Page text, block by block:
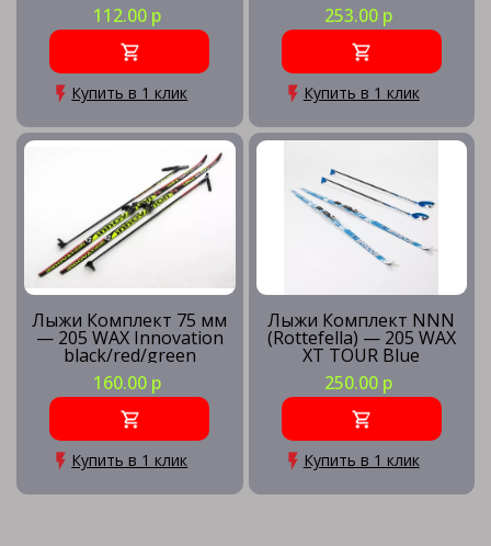
112.00 р
Купить в 1 клик
253.00 р
Купить в 1 клик
Лыжи Комплект 75 мм
— 205 WAX Innovation
black/red/green
160.00 р
Купить в 1 клик
Лыжи Комплект NNN
(Rottefella) — 205 WAX
XT TOUR Blue
250.00 р
Купить в 1 клик